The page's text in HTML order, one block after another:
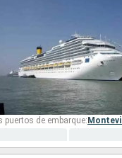
puertos de embarque: